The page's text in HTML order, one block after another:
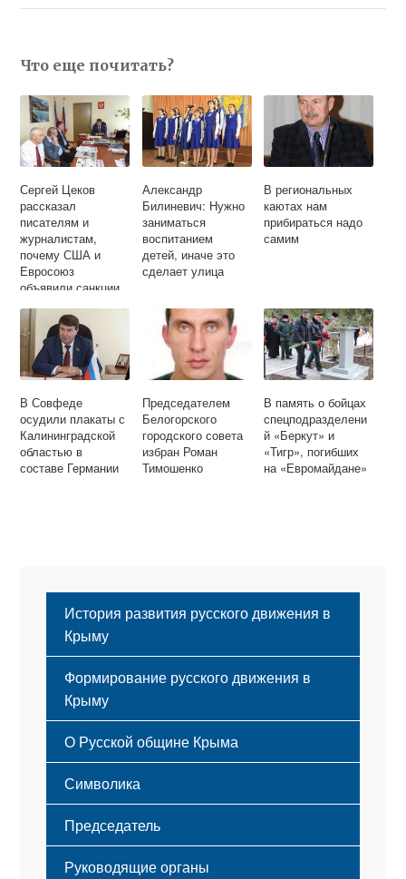
Что еще почитать?
Сергей Цеков
рассказал
писателям и
журналистам,
почему США и
Евросоюз
объявили санкции
Александр
Билиневич: Нужно
заниматься
воспитанием
детей, иначе это
сделает улица
В региональных
каютах нам
прибираться надо
самим
В Совфеде
осудили плакаты с
Калининградской
областью в
составе Германии
Председателем
Белогорского
городского совета
избран Роман
Тимошенко
В память о бойцах
спецподразделени
й «Беркут» и
«Тигр», погибших
на «Евромайдане»
История развития русского движения в
Крыму
Формирование русского движения в
Крыму
Русский Крым
О Русской общине Крыма
Этапы становления
Принципы деятельности
Структура
Мероприятия
Символика
Флаг
Герб
Гимн
Председатель
Руководящие органы